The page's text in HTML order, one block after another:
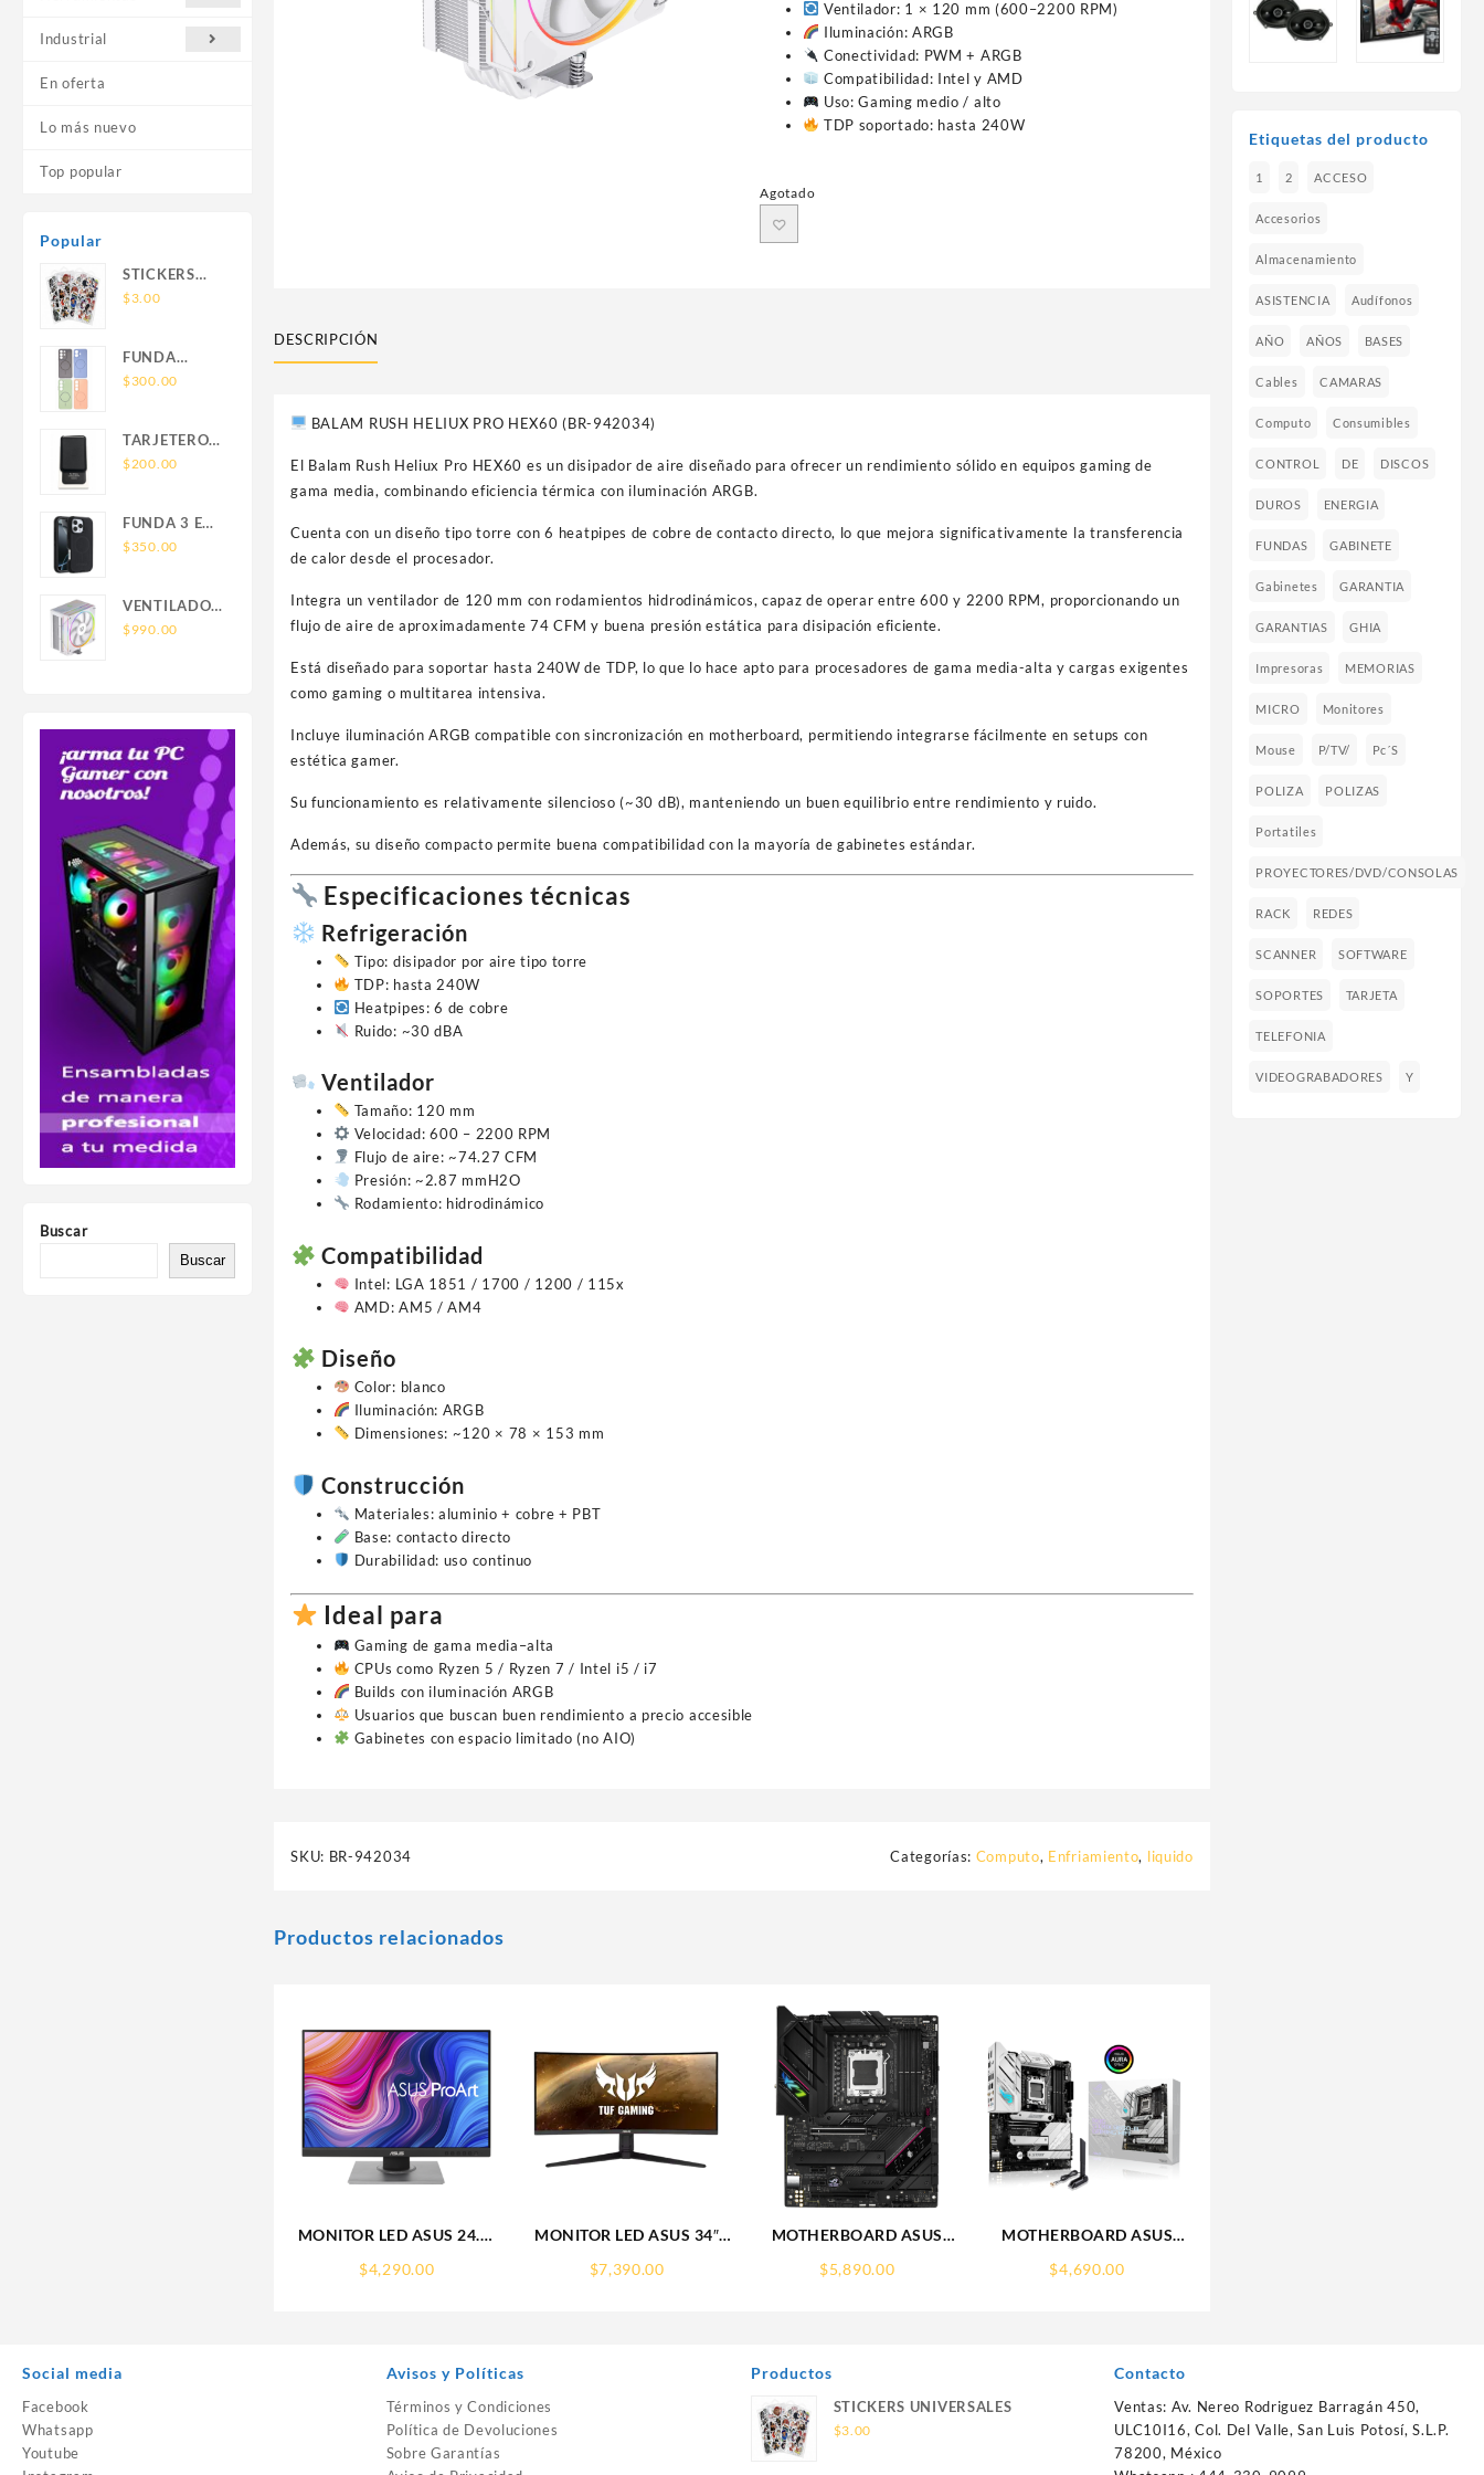
Industrial
En oferta
Lo más nuevo
Top popular
Popular
STICKERS
UNIVERSALES
$3.00
FUNDA
NOVA SAM
SIN SOPORTE
MAGNETICO
$300.00
TARJETERO
SIN SOPORTE
LEATHER
WALLET
$200.00
FUNDA 3 EN
1 TIPO
SAM S26
ULTRA
$350.00
VENTILADOR
P/CPU
HEX50,RGB,4
PIPAS,TDP
220W,AMD/INTEL,1*FAN
120MM,PWN
4 PIN+ARGB
3
PIN,BLANCO
$990.00
Buscar
Buscar
Ventilador: 1 × 120 mm (600–2200 RPM)
Iluminación: ARGB
Conectividad: PWM + ARGB
Compatibilidad: Intel y AMD
Uso: Gaming medio / alto
TDP soportado: hasta 240W
Agotado
DESCRIPCIÓN
BALAM RUSH HELIUX PRO HEX60 (BR-942034)
El Balam Rush Heliux Pro HEX60 es un disipador de aire diseñado para ofrecer un rendimiento sólido en equipos gaming de
gama media, combinando eficiencia térmica con iluminación ARGB.
Cuenta con un diseño tipo torre con 6 heatpipes de cobre de contacto directo, lo que mejora significativamente la transferencia
de calor desde el procesador.
Integra un ventilador de 120 mm con rodamientos hidrodinámicos, capaz de operar entre 600 y 2200 RPM, proporcionando un
flujo de aire de aproximadamente 74 CFM y buena presión estática para disipación eficiente.
Está diseñado para soportar hasta 240W de TDP, lo que lo hace apto para procesadores de gama media-alta y cargas exigentes
como gaming o multitarea intensiva.
Incluye iluminación ARGB compatible con sincronización en motherboard, permitiendo integrarse fácilmente en setups con
estética gamer.
Su funcionamiento es relativamente silencioso (~30 dB), manteniendo un buen equilibrio entre rendimiento y ruido.
Además, su diseño compacto permite buena compatibilidad con la mayoría de gabinetes estándar.
Especificaciones técnicas
Refrigeración
Tipo: disipador por aire tipo torre
TDP: hasta 240W
Heatpipes: 6 de cobre
Ruido: ~30 dBA
Ventilador
Tamaño: 120 mm
Velocidad: 600 – 2200 RPM
Flujo de aire: ~74.27 CFM
Presión: ~2.87 mmH2O
Rodamiento: hidrodinámico
Compatibilidad
Intel: LGA 1851 / 1700 / 1200 / 115x
AMD: AM5 / AM4
Diseño
Color: blanco
Iluminación: ARGB
Dimensiones: ~120 × 78 × 153 mm
Construcción
Materiales: aluminio + cobre + PBT
Base: contacto directo
Durabilidad: uso continuo
Ideal para
Gaming de gama media–alta
CPUs como Ryzen 5 / Ryzen 7 / Intel i5 / i7
Builds con iluminación ARGB
Usuarios que buscan buen rendimiento a precio accesible
Gabinetes con espacio limitado (no AIO)
SKU: BR-942034 Categorías: Computo, Enfriamiento, liquido
Productos relacionados
MONITOR LED ASUS 24.1″
1920X1200
$4,290.00
MONITOR LED ASUS 34″
CURVO,3440X1440,165HZ,1MS,VA,2*HDMI,DP,FREESYNC
$7,390.00
MOTHERBOARD ASUS
GAMING WIFI) SOCKET
$5,890.00
MOTHERBOARD ASUS
GAMING WIFI) SOCKET
$4,690.00
Etiquetas del producto
1 2 ACCESO
Accesorios
Almacenamiento
ASISTENCIA Audífonos
AÑO AÑOS BASES
Cables CAMARAS
Computo Consumibles
CONTROL DE DISCOS
DUROS ENERGIA
FUNDAS GABINETE
Gabinetes GARANTIA
GARANTIAS GHIA
Impresoras MEMORIAS
MICRO Monitores
Mouse P/TV/ Pc´s
POLIZA POLIZAS
Portatiles
PROYECTORES/DVD/CONSOLAS
RACK REDES
SCANNER SOFTWARE
SOPORTES TARJETA
TELEFONIA
VIDEOGRABADORES Y
Social media
Facebook
Whatsapp
Youtube
Avisos y Políticas
Términos y Condiciones
Política de Devoluciones
Sobre Garantías
Productos
STICKERS UNIVERSALES
$3.00
Contacto
Ventas: Av. Nereo Rodriguez Barragán 450,
ULC10I16, Col. Del Valle, San Luis Potosí, S.L.P.
78200, México